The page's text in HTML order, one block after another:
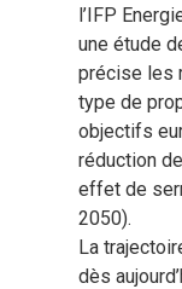
l’IFP
une étude
précise les
type de
objectifs
réduction
effet de
2050).
La
dès